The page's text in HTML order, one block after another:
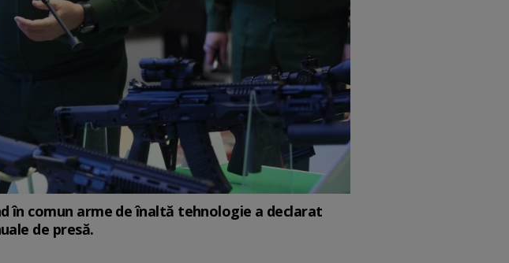
în comun arme de înaltă tehnologie a declarat
de presă.